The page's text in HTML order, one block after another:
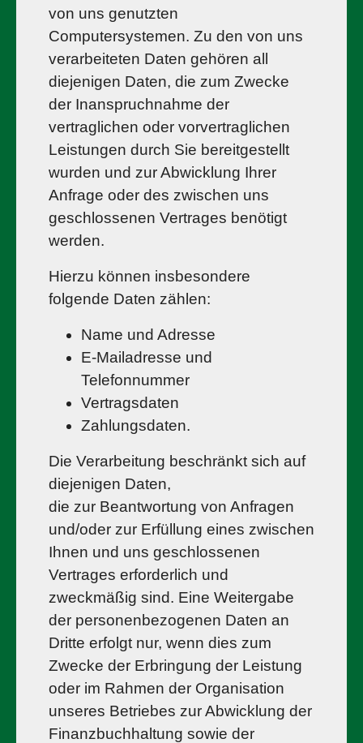
von uns genutzten
Computersystemen. Zu den von uns
verarbeiteten Daten gehören all
diejenigen Daten, die zum Zwecke
der Inanspruchnahme der
vertraglichen oder vorvertraglichen
Leistungen durch Sie bereitgestellt
wurden und zur Abwicklung Ihrer
Anfrage oder des zwischen uns
geschlossenen Vertrages benötigt
werden.
Hierzu können insbesondere
folgende Daten zählen:
Name und Adresse
E-Mailadresse und
Telefonnummer
Vertragsdaten
Zahlungsdaten.
Die Verarbeitung beschränkt sich auf
diejenigen Daten,
die zur Beantwortung von Anfragen
und/oder zur Erfüllung eines zwischen
Ihnen und uns geschlossenen
Vertrages erforderlich und
zweckmäßig sind. Eine Weitergabe
der personenbezogenen Daten an
Dritte erfolgt nur, wenn dies zum
Zwecke der Erbringung der Leistung
oder im Rahmen der Organisation
unseres Betriebes zur Abwicklung der
Finanzbuchhaltung sowie der